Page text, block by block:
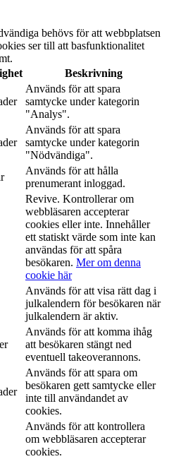
behövs för att webbplatsen
ser till att basfunktionalitet
Beskrivning
Används för att spara
samtycke under kategorin
"Analys".
Används för att spara
samtycke under kategorin
"Nödvändiga".
Används för att hålla
prenumerant inloggad.
Revive. Kontrollerar om
webbläsaren accepterar
cookies eller inte. Innehåller
ett statiskt värde som inte kan
användas för att spåra
besökaren. Mer om denna
cookie här
Används för att visa rätt dag i
julkalendern för besökaren när
julkalendern är aktiv.
Används för att komma ihåg
att besökaren stängt ned
eventuell takeoverannons.
Används för att spara om
besökaren gett samtycke eller
inte till användandet av
cookies.
Används för att kontrollera
om webbläsaren accepterar
cookies.